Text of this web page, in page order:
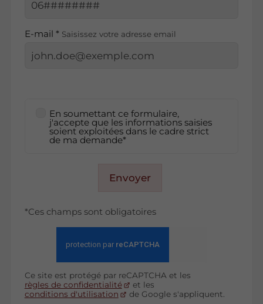
E-mail * Saisissez votre adresse email
En soumettant ce formulaire,
j'accepte que les informations saisies
soient exploitées dans le cadre strict
de ma demande*
Envoyer
*Ces champs sont obligatoires
Ce site est protégé par reCAPTCHA et les
règles de confidentialité
et les
conditions d'utilisation
de Google s'appliquent.